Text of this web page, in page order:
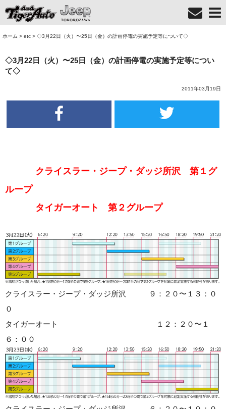
ホーム > etc > ◇3月22日（火）〜25日（金）の計画停電の実施予定等について◇
◇3月22日（火）〜25日（金）の計画停電の実施予定等につい
て◇
2011年03月19日
クライスラー・ジープ・ダッジ所沢 第１グ
ループ
タイガーオート 第２グループ
クライスラー・ジープ・ダッジ所沢 ９：２０〜１３：０
０
タイガーオート １２：２０〜１
６：００